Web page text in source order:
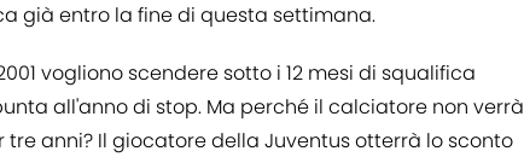
già entro la fine di questa settimana.
vogliono scendere sotto i 12 mesi di squalifica
all'anno di stop. Ma perché il calciatore non verrà
anni? Il giocatore della Juventus otterrà lo sconto